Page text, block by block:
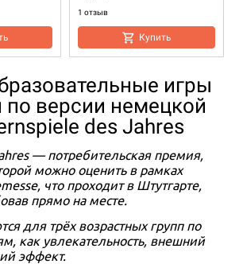
1 отзыв
Купить
набор
14+
Звёздный путь: Приключения
6 900 ₽
игры
по версии немецкой
des Jahres
— потребительская премия,
можно оценить в рамках
что проходит в Штутгарте,
прямо на месте.
для трёх возрастных групп по
как увлекательность, внешний
эффект.